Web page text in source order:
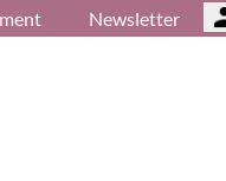
Newsletter